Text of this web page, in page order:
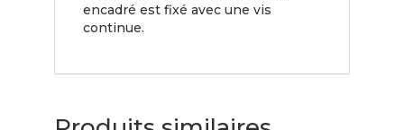
encadré est fixé avec une vis
continue.